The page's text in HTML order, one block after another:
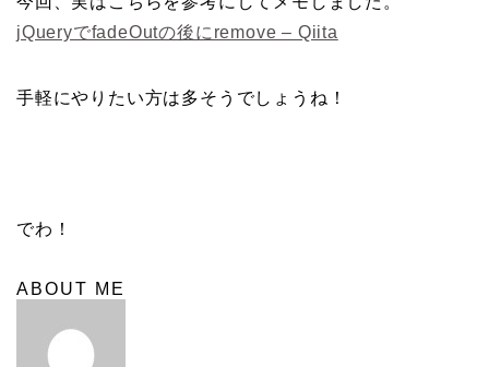
jQueryでfadeOutの後にremove – Qiita
手軽にやりたい方は多そうでしょうね！
でわ！
ABOUT ME